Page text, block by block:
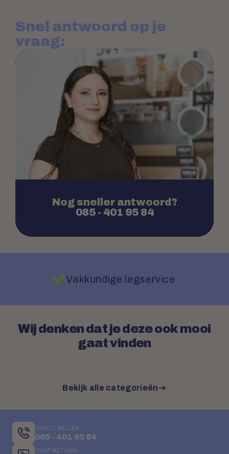
Snel antwoord op je
vraag:
Nog sneller antwoord?
085 - 401 95 84
Vakkundige legservice
Wij denken dat je deze ook mooi
gaat vinden
Bekijk alle categorieën
DIRECT BELLEN
085 - 401 95 84
CHAT MET ONS